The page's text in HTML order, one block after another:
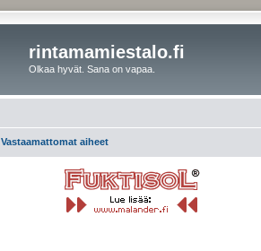
rintamamiestalo.fi
Olkaa hyvät. Sana on vapaa.
Vastaamattomat aiheet